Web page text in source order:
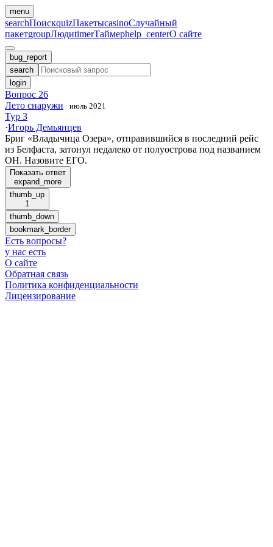
menu
searchПоискquizПакетыcasinoСлучайный
пакетgroupЛюдиtimerТаймерhelp_centerО сайте
bug_report
search
login
Вопрос 26
Лето снаружи · июль 2021
Тур 3
·Игорь Демьянцев
Бриг «Владычица Озера», отправившийся в последний рейс
из Белфаста, затонул недалеко от полуострова под названием
ОН. Назовите ЕГО.
Показать ответ
expand_more
thumb_up
1
thumb_down
bookmark_border
Есть вопросы?
у нас есть
О сайте
Обратная связь
Политика конфиденциальности
Лицензирование